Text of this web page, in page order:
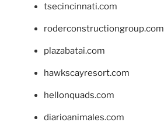
tsecincinnati.com
roderconstructiongroup.com
plazabatai.com
hawkscayresort.com
hellonquads.com
diarioanimales.com